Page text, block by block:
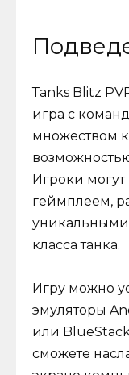
Тanks Blitz
игра с
множеством
Игроки
геймплеем,
уникальными
класса танка.
Игру можно
эмуляторы
или
сможете